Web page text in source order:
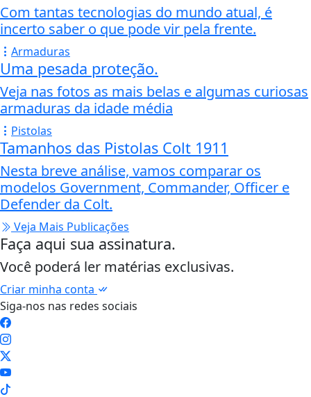
Com tantas tecnologias do mundo atual, é
incerto saber o que pode vir pela frente.
Armaduras
Uma pesada proteção.
Veja nas fotos as mais belas e algumas curiosas
armaduras da idade média
Pistolas
Tamanhos das Pistolas Colt 1911
Nesta breve análise, vamos comparar os
modelos Government, Commander, Officer e
Defender da Colt.
Veja Mais Publicações
Faça aqui sua assinatura.
Você poderá ler matérias exclusivas.
Criar minha conta
Siga-nos nas redes sociais